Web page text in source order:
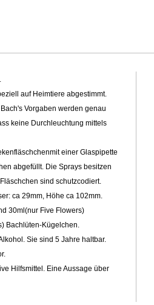
.
auf Heimtiere abgestimmt.
Vorgaben werden genau
keine Durchleuchtung mittels
mit einer Glaspipette
abgefüllt. Die Sprays besitzen
sind schutzcodiert.
ca 29mm, Höhe ca 102mm.
30ml(nur Five Flowers)
Bachlüten-Kügelchen.
Sie sind 5 Jahre haltbar.
Hilfsmittel. Eine Aussage über